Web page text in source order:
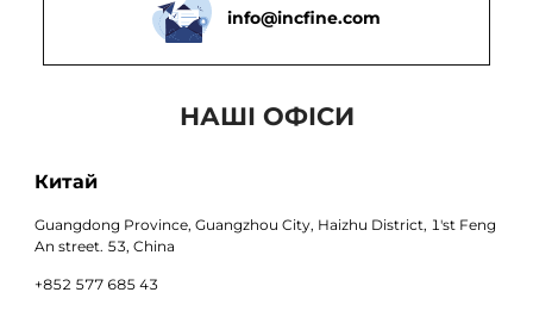
info@incfine.com
НАШІ ОФІСИ
Китай
Guangdong Province, Guangzhou City, Haizhu District, 1'st Feng
An street. 53, China
+852 577 685 43